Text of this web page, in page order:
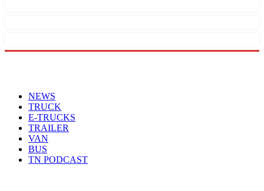
NEWS
TRUCK
E-TRUCKS
TRAILER
VAN
BUS
TN PODCAST